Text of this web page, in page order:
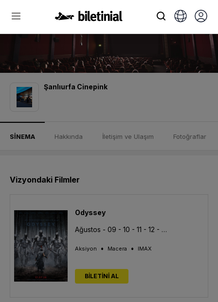
Şanlıurfa Cinepink
SİNEMA Hakkında İletişim ve Ulaşım Fotoğraflar
Vizyondaki Filmler
Odyssey
Ağustos - 09 - 10 - 11 - 12 - 13
Aksiyon • Macera • IMAX
BİLETİNİ AL